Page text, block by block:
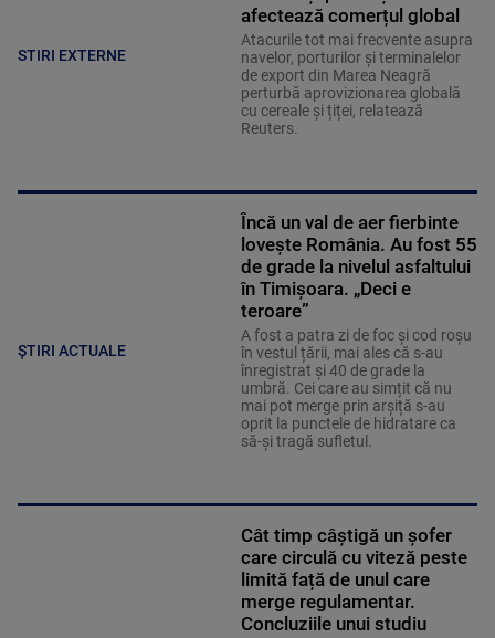
STIRI EXTERNE
afectează comerțul global
Atacurile tot mai frecvente asupra
navelor, porturilor și terminalelor
de export din Marea Neagră
perturbă aprovizionarea globală
cu cereale și țiței, relatează
Reuters.
ȘTIRI ACTUALE
Încă un val de aer fierbinte
lovește România. Au fost 55
de grade la nivelul asfaltului
în Timișoara. „Deci e
teroare”
A fost a patra zi de foc și cod roșu
în vestul țării, mai ales că s-au
înregistrat și 40 de grade la
umbră. Cei care au simțit că nu
mai pot merge prin arșiță s-au
oprit la punctele de hidratare ca
să-și tragă sufletul.
Cât timp câștigă un șofer
care circulă cu viteză peste
limită față de unul care
merge regulamentar.
Concluziile unui studiu